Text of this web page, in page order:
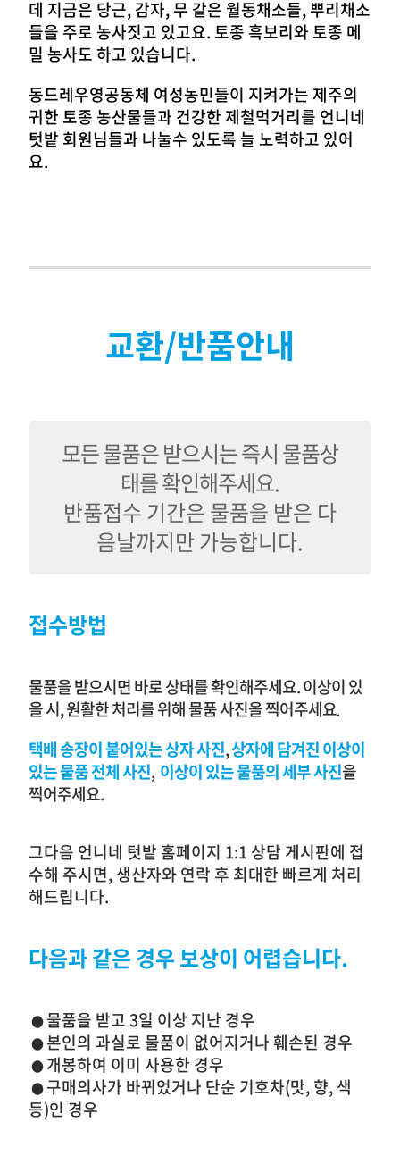
데 지금은 당근, 감자, 무 같은 월동채소들, 뿌리채소
들을 주로 농사짓고 있고요. 토종 흑보리와 토종 메
밀 농사도 하고 있습니다.
동드레우영공동체 여성농민들이 지켜가는 제주의
귀한 토종 농산물들과 건강한 제철먹거리를 언니네
텃밭 회원님들과 나눌수 있도록 늘 노력하고 있어
요.
교환/반품안내
모든 물품은 받으시는 즉시 물품상
태를 확인해주세요.
반품접수 기간은 물품을 받은 다
음날까지만 가능합니다.
접수방법
물품을 받으시면 바로 상태를 확인해주세요. 이상이 있
을 시, 원활한 처리를 위해 물품 사진을 찍어주세요.
택배 송장이 붙어있는 상자사진,상자에 담겨진 이상이
있는 물품전체사진, 이상이 있는 물품의 세부 사진을
찍어주세요.
그다음 언니네 텃밭 홈페이지 1:1 상담 게시판에 접
수해 주시면, 생산자와 연락 후 최대한 빠르게 처리
해드립니다.
다음과 같은 경우 보상이 어렵습니다.
● 물품을 받고 3일 이상 지난 경우
●본인의 과실로 물품이 없어지거나 훼손된 경우
● 개봉하여 이미 사용한 경우
● 구매의사가 바뀌었거나 단순 기호차(맛, 향, 색
등)인 경우